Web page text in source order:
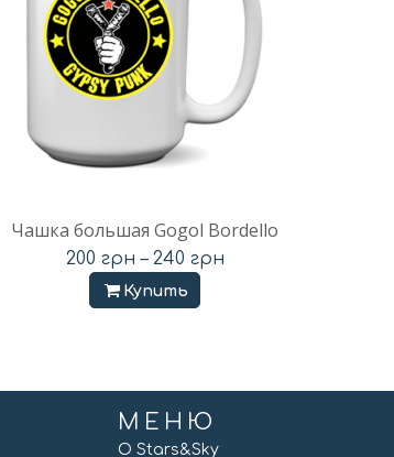
Чашка большая Gogol Bordello
200 грн – 240 грн
Купить
МЕНЮ
О Stars&Sky